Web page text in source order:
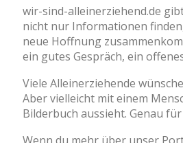
wir-sind-alleinerziehend.de
nicht nur Informationen
neue Hoffnung
ein gutes Gespräch, ein
Viele Alleinerziehende
Aber vielleicht mit einem
Bilderbuch aussieht. Genau